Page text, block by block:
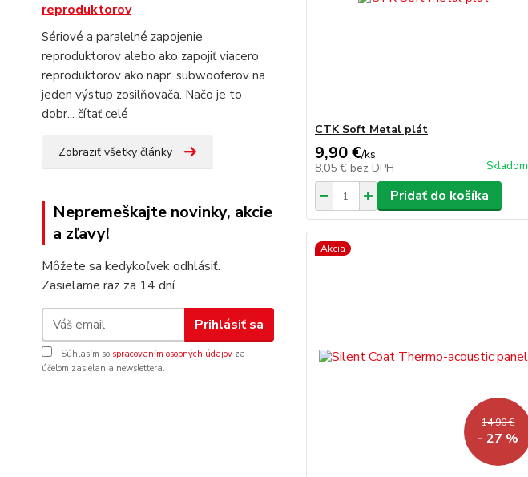
reproduktorov
Sériové a paralelné zapojenie
reproduktorov alebo ako zapojiť viacero
reproduktorov ako napr. subwooferov na
jeden výstup zosilňovača. Načo je to
dobr... čítať celé
Zobraziť všetky články
Nepremeškajte novinky, akcie
a zľavy!
Môžete sa kedykoľvek odhlásiť.
Zasielame raz za 14 dní.
Prihlásiť sa
Súhlasím so spracovaním osobných údajov za
účelom zasielania newslettera.
CTK Soft Metal plát
9,90 €/ks
8,05 € bez DPH Skladom
Pridať do košíka
Akcia
14,90 €
- 27 %